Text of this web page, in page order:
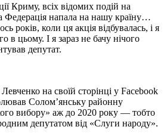
Криму, всіх відомих подій на
Федерація напала на нашу країну…
років, коли ця акція відбувалась, і я
в цьому. І я зараз не бачу нічого
депутат.
на своїй сторінці у Facebook
Солом’янську районну
вибору» аж до 2020 року — тобто
депутатом від «Слуги народу».